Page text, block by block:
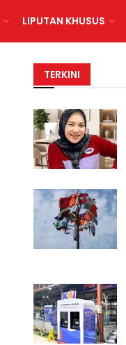
LIPUTAN KHUSUS
TERKINI